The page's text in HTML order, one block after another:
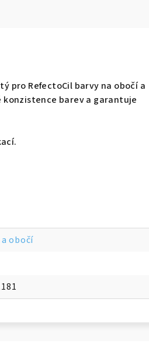
pro RefectoCil barvy na obočí a
barev a garantuje
obočí